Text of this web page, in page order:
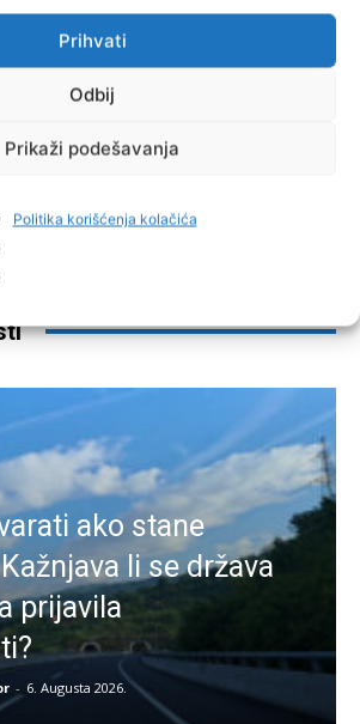
Prihvati
Odbij
Prikaži podešavanja
Politika korišćenja kolačića
ako stane
li se država
prijavila
- 6. Augusta 2026.